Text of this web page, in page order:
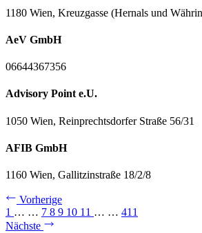
1180 Wien, Kreuzgasse (Hernals und
AeV GmbH
06644367356
Advisory Point e.U.
1050 Wien, Reinprechtsdorfer Straße 56/31
AFIB GmbH
1160 Wien, Gallitzinstraße 18/2/8
Vorherige
1 … … 7 8 9 10 11 … … 411
Nächste